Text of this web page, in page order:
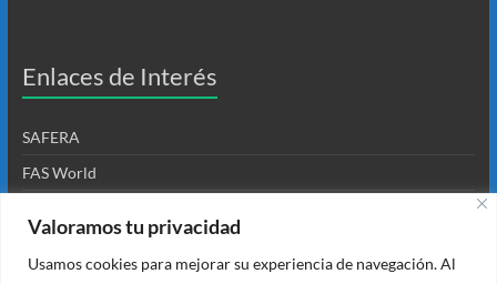
Valoramos tu privacidad
Usamos cookies para mejorar su experiencia de navegación. Al
Enlaces de Interés
SAFERA
FAS World
Asociación VisualTEAF